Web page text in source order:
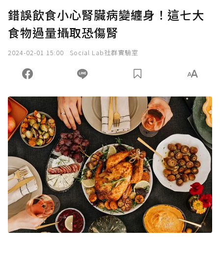
錯誤飲食小心腎臟病變纏身！這七大
食物過量攝取恐傷腎
2024-02-01 15:00 Social Lab社群實驗室